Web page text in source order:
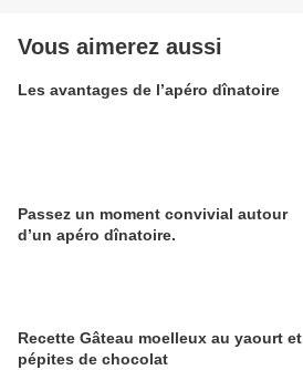
Vous aimerez aussi
Les avantages de l’apéro dînatoire
Passez un moment convivial autour
d’un apéro dînatoire.
Recette Gâteau moelleux au yaourt et
pépites de chocolat